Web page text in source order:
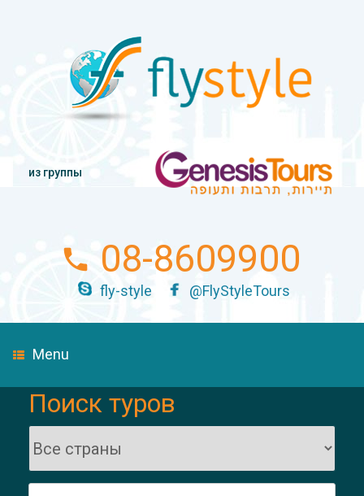
из группы
08-8609900
fly-style @FlyStyleTours
Menu
Поиск туров